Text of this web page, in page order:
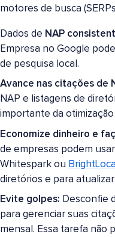
motores de busca
Dados de NAP
Empresa no Google
de pesquisa local.
Avance nas citações de
NAP e listagens de
importante da
Economize dinheiro e
de empresas podem
Whitespark ou BrightLocal
diretórios e para atualizar
Evite golpes: Desconfie
para gerenciar suas
mensal. Essa tarefa não